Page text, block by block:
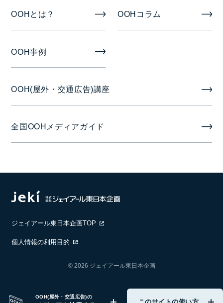
OOH(屋外・交通広告)の
備考
OOHとは？ OOHコラム
OOH事例
OOH(屋外・交通広告)講座
全国OOHメディアガイド
ジェイアール東日本企画TOP
個人情報の利用目的
© 2026 ジェイアール東日本企画